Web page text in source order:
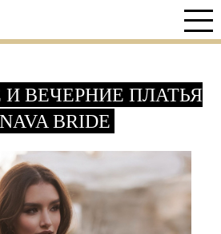
ВЕЧЕРНИЕ ПЛАТЬЯ
BRIDE